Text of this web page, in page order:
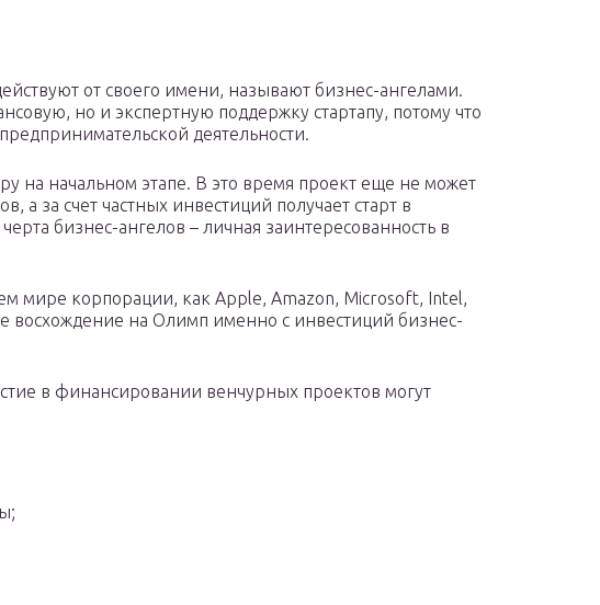
от своего имени, называют бизнес-ангелами.
но и экспертную поддержку стартапу, потому что
деятельности.
на начальном этапе. В это время проект еще не может
а за счет частных инвестиций получает старт в
бизнес-ангелов – личная заинтересованность в
мире корпорации, как Apple, Amazon, Microsoft, Intel,
восхождение на Олимп именно с инвестиций бизнес-
в финансировании венчурных проектов могут